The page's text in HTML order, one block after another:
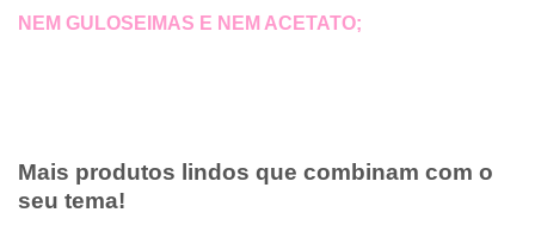
NEM GULOSEIMAS E NEM ACETATO;
Mais produtos lindos que combinam com o
seu tema!